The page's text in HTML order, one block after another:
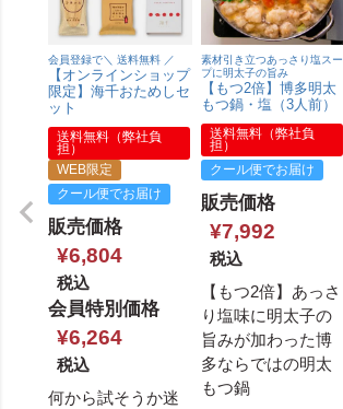
会員登録で＼ 送料無料 ／
【オンラインショップ
限定】海千おためしセ
ット
送料無料（弊社負
担）
WEB限定
クール便でお届け
販売価格
¥6,804
税込
会員特別価格
¥6,264
税込
何から試そうか迷
素材引き立つあっさり塩スー
プに明太子の旨み
【もつ2倍】博多明太
もつ鍋・塩（3人前）
送料無料（弊社負
担）
クール便でお届け
販売価格
¥7,992
税込
【もつ2倍】あっさ
り塩味に明太子の
旨みが加わった博
多ならではの明太
もつ鍋